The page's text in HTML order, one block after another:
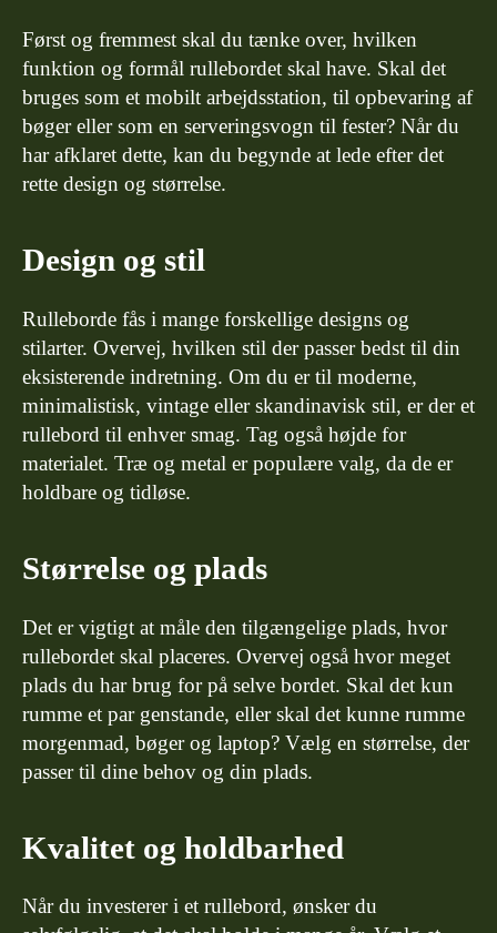
Først og fremmest skal du tænke over, hvilken
funktion og formål rullebordet skal have. Skal det
bruges som et mobilt arbejdsstation, til opbevaring af
bøger eller som en serveringsvogn til fester? Når du
har afklaret dette, kan du begynde at lede efter det
rette design og størrelse.
Design og stil
Rulleborde fås i mange forskellige designs og
stilarter. Overvej, hvilken stil der passer bedst til din
eksisterende indretning. Om du er til moderne,
minimalistisk, vintage eller skandinavisk stil, er der et
rullebord til enhver smag. Tag også højde for
materialet. Træ og metal er populære valg, da de er
holdbare og tidløse.
Størrelse og plads
Det er vigtigt at måle den tilgængelige plads, hvor
rullebordet skal placeres. Overvej også hvor meget
plads du har brug for på selve bordet. Skal det kun
rumme et par genstande, eller skal det kunne rumme
morgenmad, bøger og laptop? Vælg en størrelse, der
passer til dine behov og din plads.
Kvalitet og holdbarhed
Når du investerer i et rullebord, ønsker du